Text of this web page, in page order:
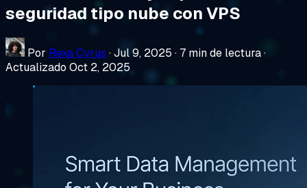
seguridad tipo nube con VPS
Por Rexa Cyrus ·Jul 9, 2025 · 7 min de lectura·
Actualizado Oct 2, 2025